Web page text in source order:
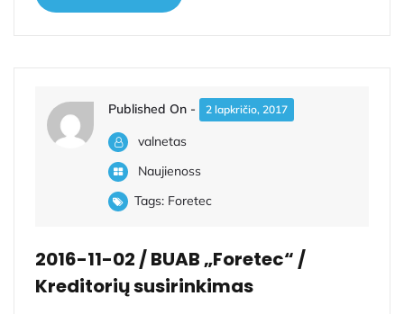
Published On - 2 lapkričio, 2017
valnetas
Naujienoss
Tags: Foretec
2016-11-02 / BUAB „Foretec“ /
Kreditorių susirinkimas